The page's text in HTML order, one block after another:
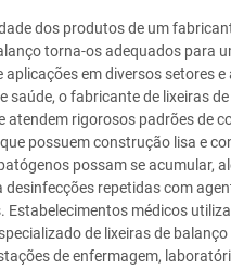
dos produtos de um
torna-os adequados para
aplicações em diversos setores e
saúde, o fabricante de lixeiras
atendem rigorosos padrões de
possuem construção lisa e
possam se acumular,
desinfecções repetidas com
Estabelecimentos médicos
de lixeiras de
de enfermagem,